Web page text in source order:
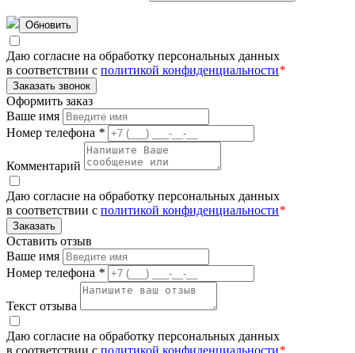
Обновить
Даю согласие на обработку персональных данных
в соответствии с политикой конфиденциальности*
Заказать звонок
Оформить заказ
Ваше имя
Номер телефона *
Комментарий
Даю согласие на обработку персональных данных
в соответствии с политикой конфиденциальности*
Заказать
Оставить отзыв
Ваше имя
Номер телефона *
Текст отзыва
Даю согласие на обработку персональных данных
в соответствии с политикой конфиденциальности*